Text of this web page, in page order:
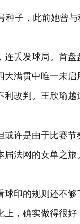
子，此前她曾与
丢发球局。首
大满贯中唯一未
改判。王欣瑜越
或许是由于比赛
法网的女单之旅。
印的规则还不
，确实做得很好